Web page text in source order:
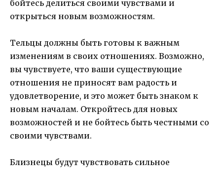
бойтесь делиться своими чувствами и
открыться новым возможностям.
Тельцы должны быть готовы к важным
изменениям в своих отношениях. Возможно,
вы чувствуете, что ваши существующие
отношения не приносят вам радость и
удовлетворение, и это может быть знаком к
новым началам. Откройтесь для новых
возможностей и не бойтесь быть честными со
своими чувствами.
Близнецы будут чувствовать сильное